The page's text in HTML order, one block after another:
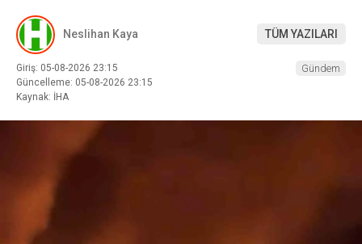
Neslihan Kaya TÜM YAZILARI
Giriş: 05-08-2026 23:15
Güncelleme: 05-08-2026 23:15
Kaynak: İHA
Gündem